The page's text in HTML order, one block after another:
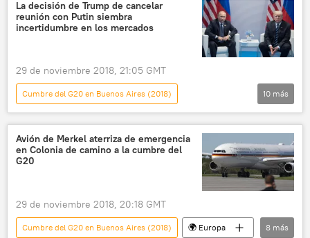
Donald Trump
Vladímir Putin
La decisión de Trump de cancelar
reunión con Putin siembra
incertidumbre en los mercados
29 de noviembre 2018, 21:05 GMT
Cumbre del G20 en Buenos Aires (2018)
Internacional
política
Rusia
América del Norte
Economía
EEUU
Donald Trump
10 más
Avión de Merkel aterriza de emergencia
en Colonia de camino a la cumbre del
G20
29 de noviembre 2018, 20:18 GMT
Cumbre del G20 en Buenos Aires (2018)
🌍 Europa
8 más